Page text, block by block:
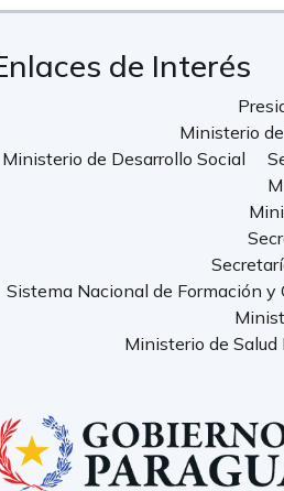
de Interés
Ministerio
Ministerio de Desarrollo Social
Sistema Nacional de Formación
Ministerio de